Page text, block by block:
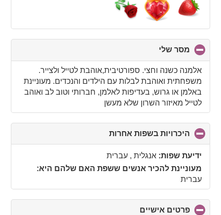
contents
מסר שלי
to
collapse
contents
אלמנה כשנה וחצי. ספורטיבית,אוהבת לטייל ולצייר.
משפחתית ואוהבת לבלות עם הילדים והנכדים. מעוניינת
באלמן או גרוש, בעדיפות לאלמן, חברותי וטוב לב ואוהב
לטייל מאיזור השרון שלא מעשן
היכרויות בשפות אחרות
to
collapse
ידיעת שפות: אנגלית , עברית
מעוניינת להכיר אנשים ששפת האם שלהם היא:
עברית
פרטים אישיים